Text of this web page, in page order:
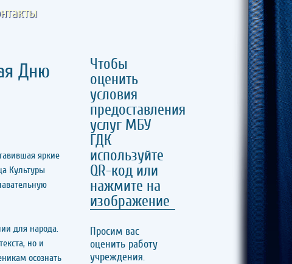
Дню
яркие
Культуры
для народа.
но и
осознать
Чтобы
оценить
условия
предоставления
услуг МБУ
ГДК
используйте
QR-код или
нажмите на
изображение
Просим вас
оценить работу
учреждения.